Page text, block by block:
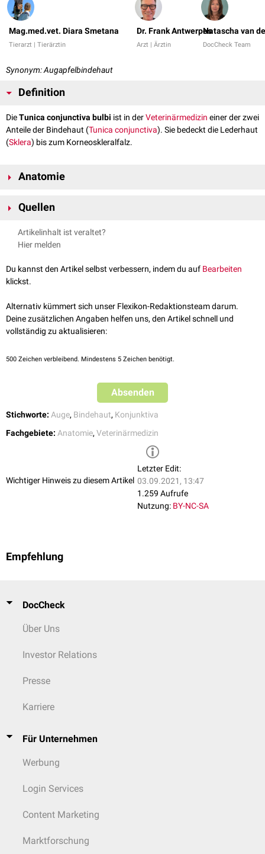
Mag.med.vet. Diara Smetana
Tierarzt | Tierärztin
Dr. Frank Antwerpes
Arzt | Ärztin
Natascha van
DocCheck Team
Synonym: Augapfelbindehaut
Definition
DieTunica conjunctiva bulbi ist in derVeterinärmedizin einer der zwei
Anteile der Bindehaut (Tunica conjunctiva). Sie bedeckt die Lederhaut
(Sklera) bis zum Korneoskleralfalz.
Anatomie
Schleimhaut. Sie beginnt am
Konjunktivalepithelüberzogen.
Der Teil der Bindehaut, der die Innenseite der Augenlider überzieht, wird
Quellen
Salomon FV, Geyer H, Uwe G. 2008. Anatomie für die Tiermedizin. 2.,
aktualisierte und erweiterte Auflage. Stuttgart: Enke Verlag in MVS
Nickel R, Schummer A, Seiferle E. 2003. Lehrbuch der Anatomie der
Haustiere, Band IV: Nervensystem. 4., unveränderte Auflage.
ISBN: 978-3-8304-4150-2
Artikelinhalt ist veraltet?
Hier melden
Du kannst den Artikel selbst verbessern, indem du auf Bearbeiten
klickst.
Alternativ kümmert sich unser Flexikon-Redaktionsteam darum.
Deine zusätzlichen Angaben helfen uns, den Artikel schnell und
vollständig zu aktualisieren:
500 Zeichen verbleibend. Mindestens 5 Zeichen benötigt.
Absenden
Stichworte: Auge, Bindehaut, Konjunktiva
Fachgebiete: Anatomie, Veterinärmedizin
Wichtiger Hinweis zu diesem Artikel
Letzter Edit:
03.09.2021, 13:47
1.259 Aufrufe
Nutzung: BY-NC-SA
Empfehlung
DocCheck
Über Uns
Investor Relations
Presse
Karriere
Für Unternehmen
Werbung
Login Services
Content Marketing
Marktforschung